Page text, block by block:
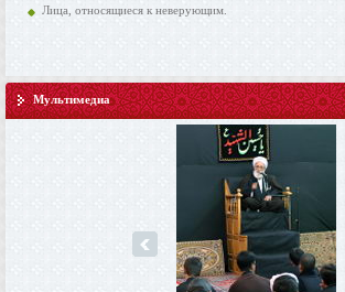
Лица, относящиеся к неверующим.
Мультимедиа
prev